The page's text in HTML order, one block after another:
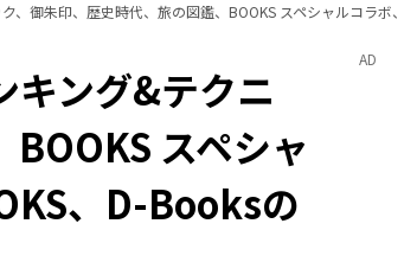
御朱印、歴史時代、旅の図鑑、BOOKS スペシャルコラボ
ング&テクニ
スペシャ
、D-Booksの
AD